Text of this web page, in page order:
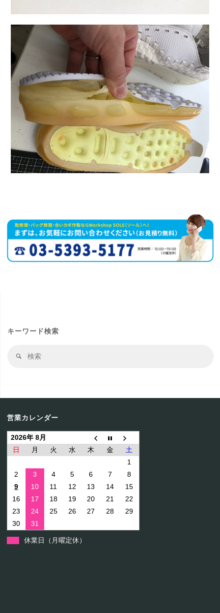
キーワード検索
検
営業カレンダー
2026年 8月
日
月 火 水 木 金
土
1
2
3 4 5 6 7
8
9
10 11 12 13 14
15
16
17 18 19 20 21
22
23
24 25 26 27 28
29
30
31
休業日（月曜定休）